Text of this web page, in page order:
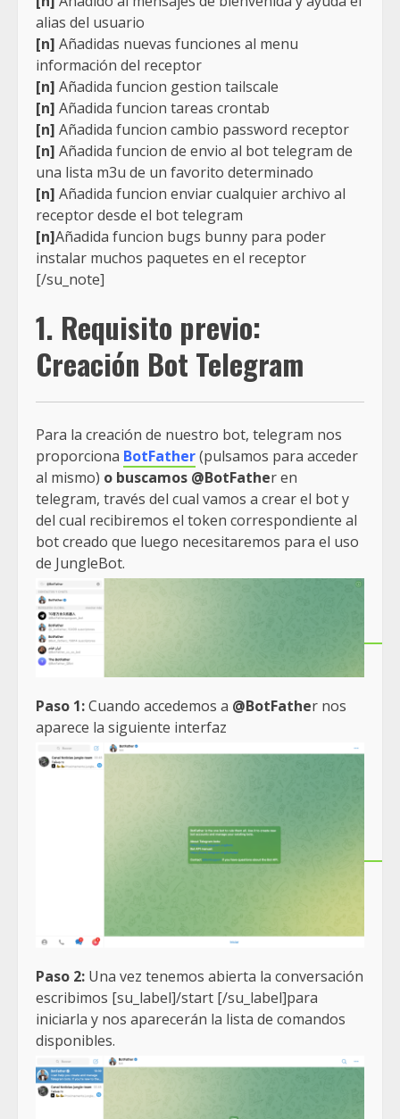
alias del usuario
[n] Añadidas nuevas funciones al menu
información del receptor
[n] Añadida funcion gestion tailscale
[n] Añadida funcion tareas crontab
[n] Añadida funcion cambio password receptor
[n] Añadida funcion de envio al bot telegram de
una lista m3u de un favorito determinado
[n] Añadida funcion enviar cualquier archivo al
receptor desde el bot telegram
[n]Añadida funcion bugs bunny para poder
instalar muchos paquetes en el receptor
[/su_note]
1. Requisito previo:
Creación Bot Telegram
Para la creación de nuestro bot, telegram nos
proporciona BotFather(pulsamos para acceder
al mismo) o buscamos @BotFather en
telegram, través del cual vamos a crear el bot y
del cual recibiremos el token correspondiente al
bot creado que luego necesitaremos para el uso
de JungleBot.
Paso 1:Cuando accedemos a @BotFather nos
aparece la siguiente interfaz
Paso 2: Una vez tenemos abierta la conversación
escribimos [su_label]/start [/su_label]para
iniciarla y nos aparecerán la lista de comandos
disponibles.